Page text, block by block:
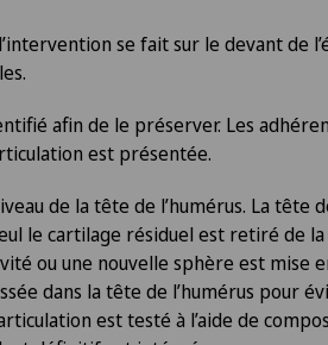
se fait sur le devant de
afin de le préserver. Les
est présentée.
de la tête de l’humérus. La tête
le cartilage résiduel est retiré de
ou une nouvelle sphère est mise
dans la tête de l’humérus pour
est testé à l’aide de